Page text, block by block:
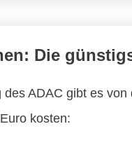
Die
ADAC gibt es
kosten: